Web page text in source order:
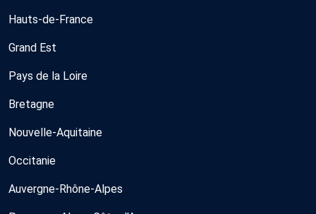
Hauts-de-France
Grand Est
Pays de la Loire
Bretagne
Nouvelle-Aquitaine
Occitanie
Auvergne-Rhône-Alpes